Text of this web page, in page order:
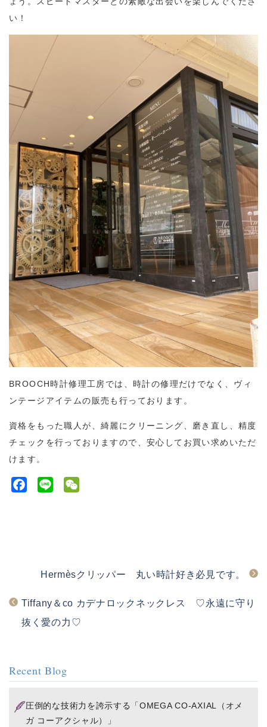
い！
BROOCH時計修理工房では、時計の修理だけでなく、ヴィ
ンテージアイテムの販売も行っております。
資格をもった職人が、綺麗にクリーニング、磨き直し、精度
チェックを行っておりますので、安心してお買い求めいただ
けます。
Hermèsクリッパー 丸い時計好き必見です。
Tiffany＆co カデナロックネックレス ♡永遠に守り
抜く愛の力♡
Recent Blog
圧倒的な技術力を誇示する「OMEGA CO-AXIAL（オメ
ガ コーアクシャル）」